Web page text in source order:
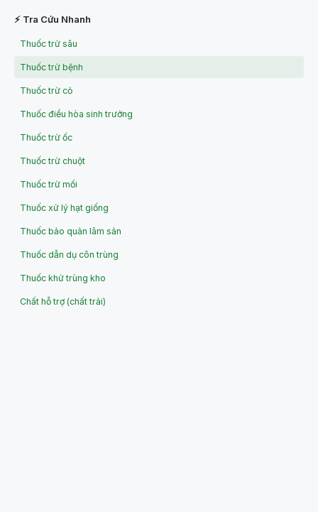
⚡ Tra Cứu Nhanh
Thuốc trừ sâu
Thuốc trừ bệnh
Thuốc trừ cỏ
Thuốc điều hòa sinh trưởng
Thuốc trừ ốc
Thuốc trừ chuột
Thuốc trừ mối
Thuốc xử lý hạt giống
Thuốc bảo quản lâm sản
Thuốc dẫn dụ côn trùng
Thuốc khử trùng kho
Chất hỗ trợ (chất trải)